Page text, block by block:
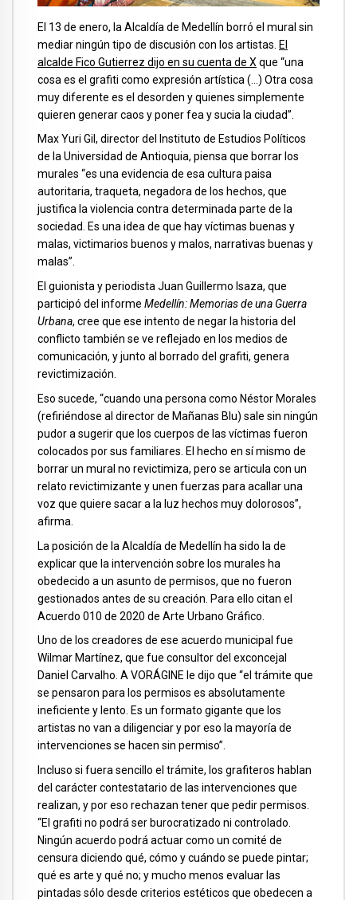
El 13 de enero, la Alcaldía de Medellín borró el mural sin
mediar ningún tipo de discusión con los artistas. El
alcalde Fico Gutierrez dijo en su cuenta de X que “una
cosa es el grafiti como expresión artística (…) Otra cosa
muy diferente es el desorden y quienes simplemente
quieren generar caos y poner fea y sucia la ciudad”.
Max Yuri Gil, director del Instituto de Estudios Políticos
de la Universidad de Antioquia, piensa que borrar los
murales “es una evidencia de esa cultura paisa
autoritaria, traqueta, negadora de los hechos, que
justifica la violencia contra determinada parte de la
sociedad. Es una idea de que hay víctimas buenas y
malas, victimarios buenos y malos, narrativas buenas y
malas”.
El guionista y periodista Juan Guillermo Isaza, que
participó del informe Medellín: Memorias de una Guerra
Urbana, cree que ese intento de negar la historia del
conflicto también se ve reflejado en los medios de
comunicación, y junto al borrado del grafiti, genera
revictimización.
Eso sucede, “cuando una persona como Néstor Morales
(refiriéndose al director de Mañanas Blu) sale sin ningún
pudor a sugerir que los cuerpos de las víctimas fueron
colocados por sus familiares. El hecho en sí mismo de
borrar un mural no revictimiza, pero se articula con un
relato revictimizante y unen fuerzas para acallar una
voz que quiere sacar a la luz hechos muy dolorosos”,
afirma.
La posición de la Alcaldía de Medellín ha sido la de
explicar que la intervención sobre los murales ha
obedecido a un asunto de permisos, que no fueron
gestionados antes de su creación. Para ello citan el
Acuerdo 010 de 2020 de Arte Urbano Gráfico.
Uno de los creadores de ese acuerdo municipal fue
Wilmar Martínez, que fue consultor del exconcejal
Daniel Carvalho. A VORÁGINE le dijo que “el trámite que
se pensaron para los permisos es absolutamente
ineficiente y lento. Es un formato gigante que los
artistas no van a diligenciar y por eso la mayoría de
intervenciones se hacen sin permiso”.
Incluso si fuera sencillo el trámite, los grafiteros hablan
del carácter contestatario de las intervenciones que
realizan, y por eso rechazan tener que pedir permisos.
“El grafiti no podrá ser burocratizado ni controlado.
Ningún acuerdo podrá actuar como un comité de
censura diciendo qué, cómo y cuándo se puede pintar;
qué es arte y qué no; y mucho menos evaluar las
pintadas sólo desde criterios estéticos que obedecen a